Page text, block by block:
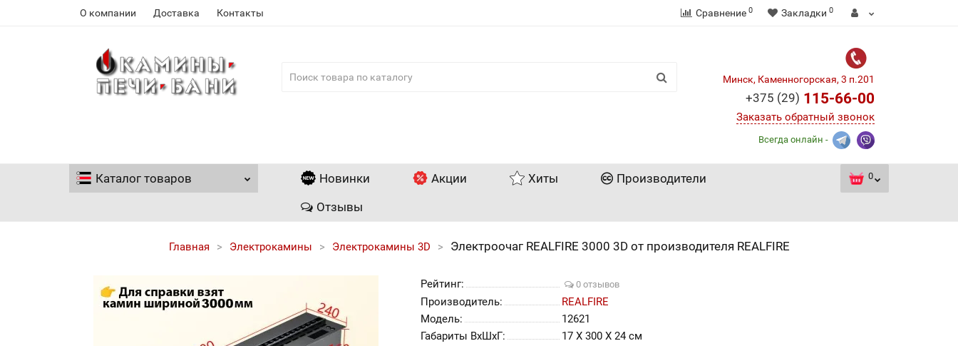
О компании Доставка Контакты Сравнение 0 Закладки 0
Минск, Каменногорская, 3 п.201
+375 (29) 115-66-00
Заказать обратный звонок
Всегда онлайн -
Каталог товаров Новинки Акции Хиты
Производители
Отзывы
0
Главная Электрокамины Электрокамины 3D Электроочаг REALFIRE 3000 3D от производителя REALFIRE
Рейтинг: 0 отзывов
Производитель:
REALFIRE
Модель:
12621
Габариты ВхШхГ:
17 Х 300 Х 24 см